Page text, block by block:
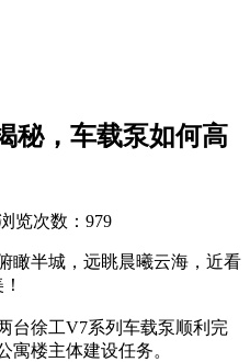
秘，车载泵如何高
览次数： 979
半城，远眺晨曦云海，近看
徐工V7系列车载泵顺利完
寓楼主体建设任务。